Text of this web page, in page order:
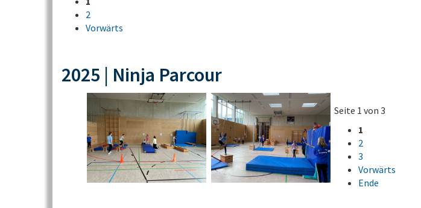
2
Vorwärts
2025 | Ninja Parcour
Seite 1 von 3
1
2
3
Vorwärts
Ende